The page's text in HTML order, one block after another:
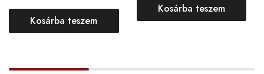
Kosárba teszem
Kosárba teszem